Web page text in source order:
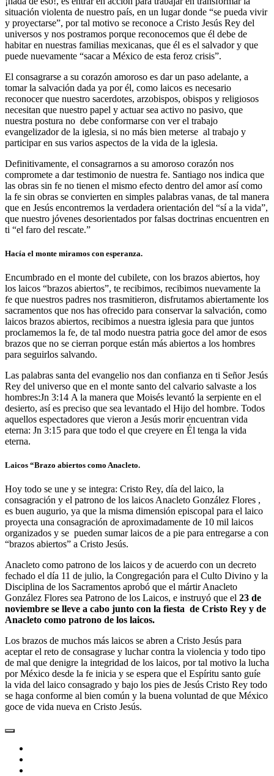
situación violenta de nuestro país, en un lugar donde “se pueda vivir
y proyectarse”, por tal motivo se reconoce a Cristo Jesús Rey del
universos y nos postramos porque reconocemos que él debe de
habitar en nuestras familias mexicanas, que él es el salvador y que
puede nuevamente “sacar a México de esta feroz crisis”.
El consagrarse a su corazón amoroso es dar un paso adelante, a
tomar la salvación dada ya por él, como laicos es necesario
reconocer que nuestro sacerdotes, arzobispos, obispos y religiosos
necesitan que nuestro papel y actuar sea activo no pasivo, que
nuestra postura no debe conformarse con ver el trabajo
evangelizador de la iglesia, si no más bien meterse al trabajo y
participar en sus varios aspectos de la vida de la iglesia.
Definitivamente, el consagrarnos a su amoroso corazón nos
compromete a dar testimonio de nuestra fe. Santiago nos indica que
las obras sin fe no tienen el mismo efecto dentro del amor así como
la fe sin obras se convierten en simples palabras vanas, de tal manera
que en Jesús encontremos la verdadera orientación del “sí a la vida”,
que nuestro jóvenes desorientados por falsas doctrinas encuentren en
ti “el faro del rescate.”
Hacía el monte miramos con esperanza.
Encumbrado en el monte del cubilete, con los brazos abiertos, hoy
los laicos “brazos abiertos”, te recibimos, recibimos nuevamente la
fe que nuestros padres nos trasmitieron, disfrutamos abiertamente los
sacramentos que nos has ofrecido para conservar la salvación, como
laicos brazos abiertos, recibimos a nuestra iglesia para que juntos
proclamemos la fe, de tal modo nuestra patria goce del amor de esos
brazos que no se cierran porque están más abiertos a los hombres
para seguirlos salvando.
Las palabras santa del evangelio nos dan confianza en ti Señor Jesús
Rey del universo que en el monte santo del calvario salvaste a los
hombres:Jn 3:14 A la manera que Moisés levantó la serpiente en el
desierto, así es preciso que sea levantado el Hijo del hombre. Todos
aquellos espectadores que vieron a Jesús morir encuentran vida
eterna: Jn 3:15 para que todo el que creyere en Él tenga la vida
eterna.
Laicos “Brazo abiertos como Anacleto.
Hoy todo se une y se integra: Cristo Rey, día del laico, la
consagración y el patrono de los laicos Anacleto González Flores ,
es buen augurio, ya que la misma dimensión episcopal para el laico
proyecta una consagración de aproximadamente de 10 mil laicos
organizados y se pueden sumar laicos de a pie para entregarse a con
“brazos abiertos” a Cristo Jesús.
Anacleto como patrono de los laicos y de acuerdo con un decreto
fechado el día 11 de julio, la Congregación para el Culto Divino y la
Disciplina de los Sacramentos aprobó que el mártir Anacleto
González Flores sea Patrono de los Laicos, e instruyó que el 23 de
noviembre se lleve a cabo junto con la fiesta de Cristo Rey y de
Anacleto como patrono de los laicos.
Los brazos de muchos más laicos se abren a Cristo Jesús para
aceptar el reto de consagrase y luchar contra la violencia y todo tipo
de mal que denigre la integridad de los laicos, por tal motivo la lucha
por México desde la fe inicia y se espera que el Espíritu santo guíe
la vida del laico consagrado y bajo los pies de Jesús Cristo Rey todo
se haga conforme al bien común y la buena voluntad de que México
goce de vida nueva en Cristo Jesús.